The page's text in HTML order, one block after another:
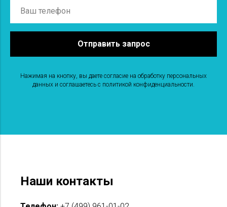
Отправить запрос
Нажимая на кнопку, вы даете согласие на обработку персональных
данных и соглашаетесь c политикой конфиденциальности.
Наши контакты